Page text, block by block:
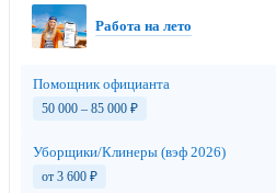
Работа на лето
Помощник официанта
50 000 – 85 000 ₽
Уборщики/Клинеры (вэф 2026)
от 3 600 ₽